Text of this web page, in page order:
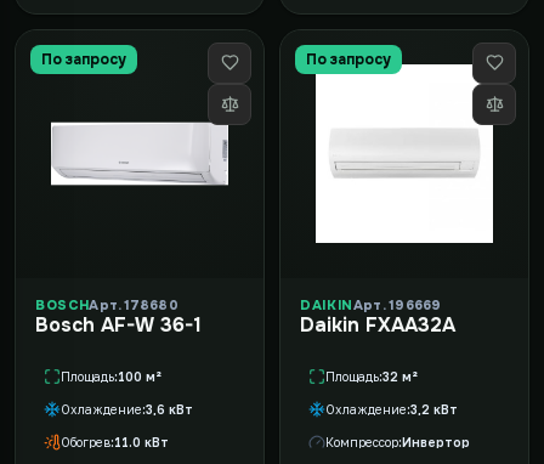
По запросу
BOSCHАрт. 178680
Bosch AF-W 36-1
Площадь 100 м²
Охлаждение 3,6 кВт
Обогрев 11.0 кВт
По запросу
DAIKINАрт. 196669
Daikin FXAA32A
Площадь 32 м²
Охлаждение 3,2 кВт
Компрессор Инвертор